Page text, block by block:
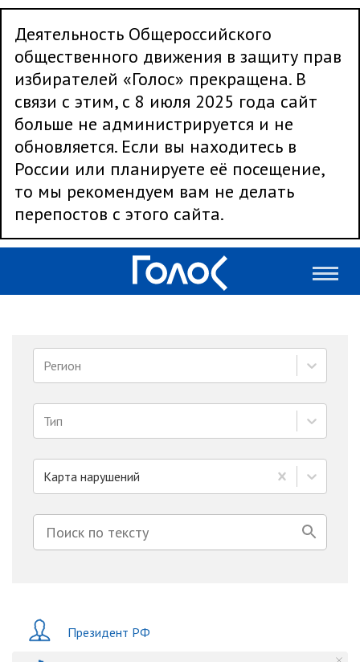
Деятельность Общероссийского
общественного движения в защиту прав
избирателей «Голос» прекращена. В
связи с этим, с 8 июля 2025 года сайт
больше не администрируется и не
обновляется. Если вы находитесь в
России или планируете её посещение,
то мы рекомендуем вам не делать
перепостов с этого сайта.
Регион
Тип
Карта нарушений
Президент РФ